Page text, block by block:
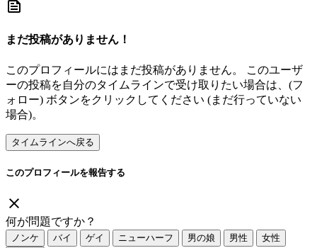
まだ投稿がありません！
このプロフィールにはまだ投稿がありません。 このユーザ
ーの投稿を自分のタイムラインで受け取りたい場合は、(フ
ォロー) ボタンをクリックしてください (まだ行っていない
場合)。
タイムラインへ戻る
このプロフィールを報告する
何が問題ですか？
ノンケ バイ ゲイ ニューハーフ 男の娘 男性
女性